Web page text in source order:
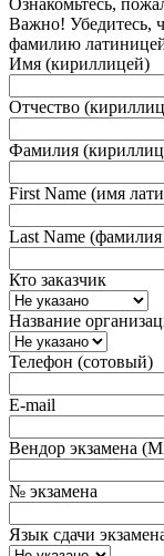
Ознакомьтесь,
Важно! Убедитесь,
фамилию
Имя (кириллицей)
Отчество
Фамилия
First Name (имя
Last Name
Кто заказчик
Название
Телефон (сотовый)
E-mail
Вендор экзамена
№ экзамена
Язык сдачи